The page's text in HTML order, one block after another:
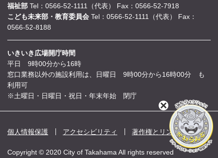
福祉部 Tel：0566-52-1111（代表）
Fax：0566-52-7918
こども未来部・教育委員会 Tel：0566-52-1111（代表）
Fax：
0566-52-8188
いきいき広場開庁時間
平日 9時00分から16時
窓口業務以外の施設利用は、日曜日 9時00分から16時00分 も
利用可
※土曜日・日曜日・祝日・年末年始 閉庁
個人情報保護 アクセシビリティ 著作権とリンク
Copyright © 2020 City of Takahama All rights reserved
閉